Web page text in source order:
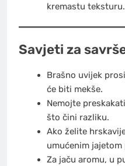
kremastu teksturu.
Savjeti za
Brašno uvijek
će biti mekše.
Nemojte
što čini razliku.
Ako želite
umućenim jajetom
Za jaču aromu, u